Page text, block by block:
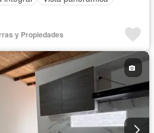
y Propiedades